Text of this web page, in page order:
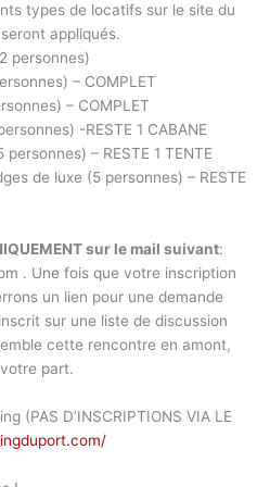
types de locatifs sur le site du
appliqués.
personnes)
– COMPLET
– COMPLET
-RESTE 1 CABANE
– RESTE 1 TENTE
de luxe (5 personnes) – RESTE
sur le mail suivant:
. Une fois que votre inscription
un lien pour une demande
sur une liste de discussion
cette rencontre en amont,
part.
(PAS D’INSCRIPTIONS VIA LE